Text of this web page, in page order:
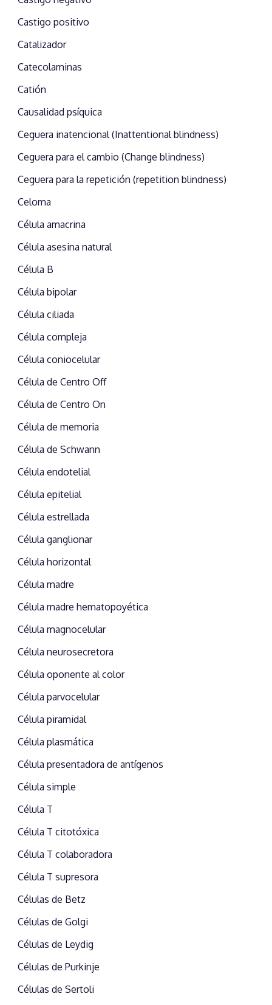
Castigo positivo
Catalizador
Catecolaminas
Catión
Causalidad psíquica
Ceguera inatencional (Inattentional blindness)
Ceguera para el cambio (Change blindness)
Ceguera para la repetición (repetition blindness)
Celoma
Célula amacrina
Célula asesina natural
Célula B
Célula bipolar
Célula ciliada
Célula compleja
Célula coniocelular
Célula de Centro Off
Célula de Centro On
Célula de memoria
Célula de Schwann
Célula endotelial
Célula epitelial
Célula estrellada
Célula ganglionar
Célula horizontal
Célula madre
Célula madre hematopoyética
Célula magnocelular
Célula neurosecretora
Célula oponente al color
Célula parvocelular
Célula piramidal
Célula plasmática
Célula presentadora de antígenos
Célula simple
Célula T
Célula T citotóxica
Célula T colaboradora
Célula T supresora
Células de Betz
Células de Golgi
Células de Leydig
Células de Purkinje
Células de Sertoli